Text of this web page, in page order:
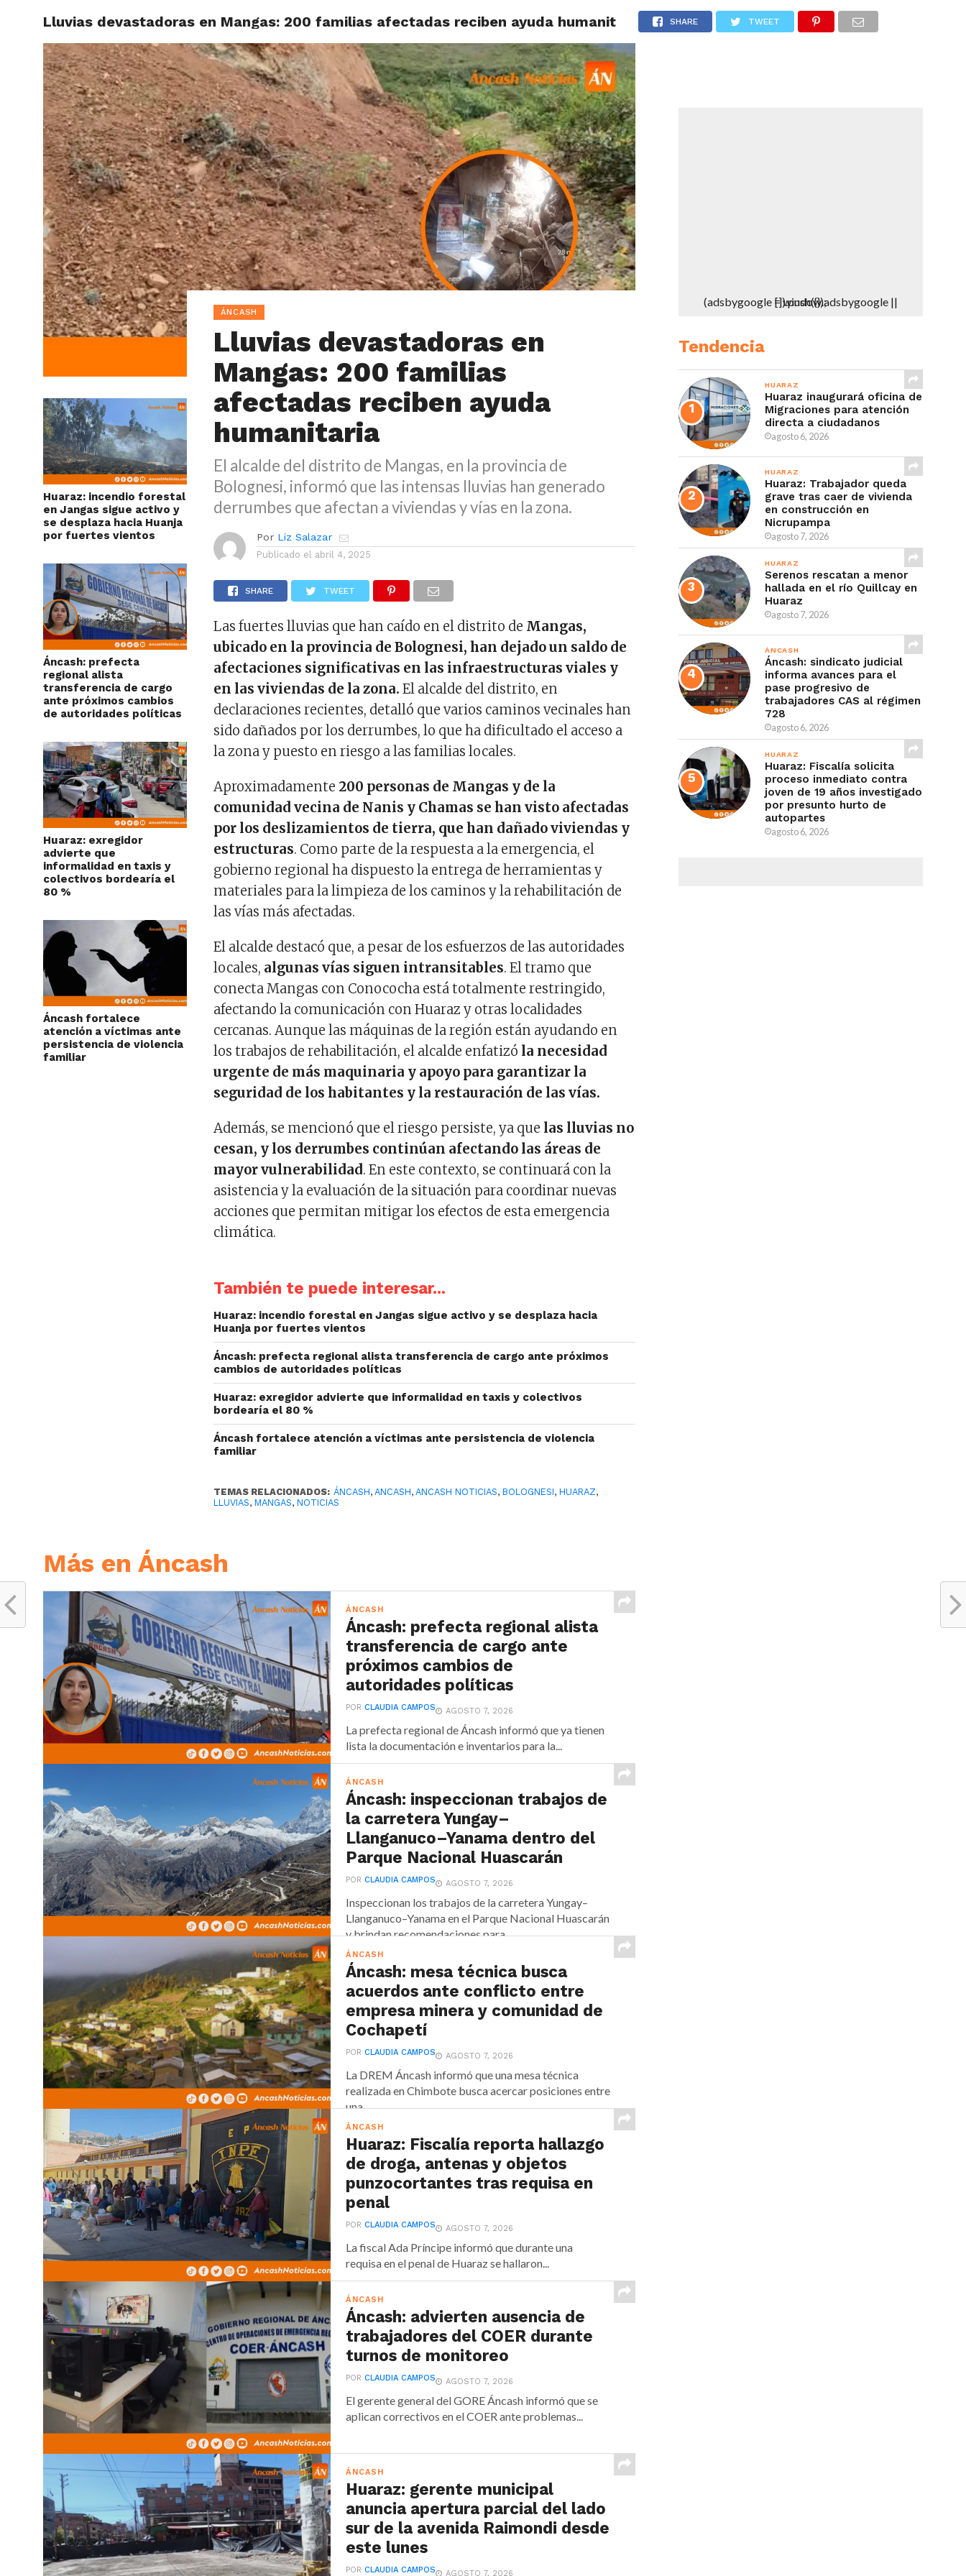
ACTUALIDAD HUARAZ ÁNCASH TÚ ELIGES 2026 POLICIALES DEPORTES DENUNCIAS WHATSAPP
Lluvias devastadoras en Mangas: 200 familias afectadas reciben ayuda humanitaria SHARE TWEET
Huaraz: incendio forestal
en Jangas sigue activo y
se desplaza hacia Huanja
por fuertes vientos
Áncash: prefecta
regional alista
transferencia de cargo
ante próximos cambios
de autoridades políticas
Huaraz: exregidor
advierte que
informalidad en taxis y
colectivos bordearía el
80 %
Áncash fortalece
atención a víctimas ante
persistencia de violencia
familiar
ÁNCASH
Lluvias devastadoras en
Mangas: 200 familias
afectadas reciben ayuda
humanitaria
El alcalde del distrito de Mangas, en la provincia de
Bolognesi, informó que las intensas lluvias han generado
derrumbes que afectan a viviendas y vías en la zona.
Por Liz Salazar
Publicado el abril 4, 2025
SHARE TWEET
Las fuertes lluvias que han caído en el distrito de Mangas,
ubicado en la provincia de Bolognesi, han dejado un saldo de
afectaciones significativas en las infraestructuras viales y
en las viviendas de la zona. El alcalde del distrito, en
declaraciones recientes, detalló que varios caminos vecinales han
sido dañados por los derrumbes, lo que ha dificultado el acceso a
la zona y puesto en riesgo a las familias locales.
Aproximadamente 200 personas de Mangas y de la
comunidad vecina de Nanis y Chamas se han visto afectadas
por los deslizamientos de tierra, que han dañado viviendas y
estructuras. Como parte de la respuesta a la emergencia, el
gobierno regional ha dispuesto la entrega de herramientas y
materiales para la limpieza de los caminos y la rehabilitación de
las vías más afectadas.
El alcalde destacó que, a pesar de los esfuerzos de las autoridades
locales, algunas vías siguen intransitables. El tramo que
conecta Mangas con Conococha está totalmente restringido,
afectando la comunicación con Huaraz y otras localidades
cercanas. Aunque las máquinas de la región están ayudando en
los trabajos de rehabilitación, el alcalde enfatizó la necesidad
urgente de más maquinaria y apoyo para garantizar la
seguridad de los habitantes y la restauración de las vías.
Además, se mencionó que el riesgo persiste, ya que las lluvias no
cesan, y los derrumbes continúan afectando las áreas de
mayor vulnerabilidad. En este contexto, se continuará con la
asistencia y la evaluación de la situación para coordinar nuevas
acciones que permitan mitigar los efectos de esta emergencia
climática.
También te puede interesar...
Huaraz: incendio forestal en Jangas sigue activo y se desplaza hacia
Huanja por fuertes vientos
Áncash: prefecta regional alista transferencia de cargo ante próximos
cambios de autoridades políticas
Huaraz: exregidor advierte que informalidad en taxis y colectivos
bordearía el 80 %
Áncash fortalece atención a víctimas ante persistencia de violencia
familiar
TEMAS RELACIONADOS: ÁNCASH,ANCASH,ANCASH NOTICIAS,BOLOGNESI,HUARAZ,
LLUVIAS,MANGAS,NOTICIAS
Más en Áncash
ÁNCASH
Áncash: prefecta regional alista
transferencia de cargo ante
próximos cambios de
autoridades políticas
PORCLAUDIA CAMPOS AGOSTO 7, 2026
La prefecta regional de Áncash informó que ya tienen
lista la documentación e inventarios para la...
ÁNCASH
Áncash: inspeccionan trabajos de
la carretera Yungay–
Llanganuco–Yanama dentro del
Parque Nacional Huascarán
PORCLAUDIA CAMPOS AGOSTO 7, 2026
Inspeccionan los trabajos de la carretera Yungay–
Llanganuco–Yanama en el Parque Nacional Huascarán
y brindan recomendaciones para...
ÁNCASH
Áncash: mesa técnica busca
acuerdos ante conflicto entre
empresa minera y comunidad de
Cochapetí
PORCLAUDIA CAMPOS AGOSTO 7, 2026
La DREM Áncash informó que una mesa técnica
realizada en Chimbote busca acercar posiciones entre
una...
ÁNCASH
Huaraz: Fiscalía reporta hallazgo
de droga, antenas y objetos
punzocortantes tras requisa en
penal
PORCLAUDIA CAMPOS AGOSTO 7, 2026
La fiscal Ada Príncipe informó que durante una
requisa en el penal de Huaraz se hallaron...
ÁNCASH
Áncash: advierten ausencia de
trabajadores del COER durante
turnos de monitoreo
PORCLAUDIA CAMPOS AGOSTO 7, 2026
El gerente general del GORE Áncash informó que se
aplican correctivos en el COER ante problemas...
ÁNCASH
Huaraz: gerente municipal
anuncia apertura parcial del lado
sur de la avenida Raimondi desde
este lunes
PORCLAUDIA CAMPOS AGOSTO 7, 2026
(adsbygoogle = window.adsbygoogle || []).push({});
Tendencia
HUARAZ
Huaraz inaugurará oficina de
Migraciones para atención
directa a ciudadanos
agosto 6, 2026
HUARAZ
Huaraz: Trabajador queda
grave tras caer de vivienda
en construcción en
Nicrupampa
agosto 7, 2026
HUARAZ
Serenos rescatan a menor
hallada en el río Quillcay en
Huaraz
agosto 7, 2026
ÁNCASH
Áncash: sindicato judicial
informa avances para el
pase progresivo de
trabajadores CAS al régimen
728
agosto 6, 2026
HUARAZ
Huaraz: Fiscalía solicita
proceso inmediato contra
joven de 19 años investigado
por presunto hurto de
autopartes
agosto 6, 2026